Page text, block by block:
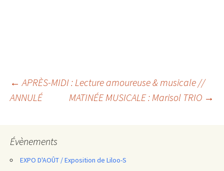
Navigation
des
articles
← APRÈS-MIDI : Lecture amoureuse & musicale //
ANNULÉ
MATINÉE MUSICALE : Marisol TRIO →
Évènements
EXPO D'AOÛT / Exposition de Liloo-S